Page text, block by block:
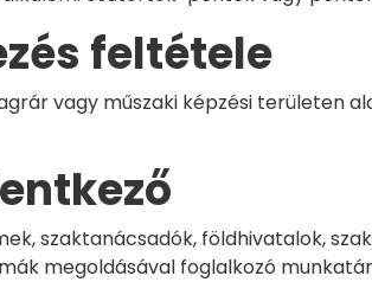
feltétele
vagy műszaki képzési területen
szaktanácsadók, földhivatalok,
megoldásával foglalkozó